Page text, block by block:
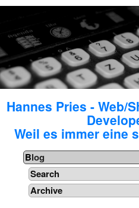
Hannes Pries - Web/
Weil es immer eine
Blog
Search
Archive